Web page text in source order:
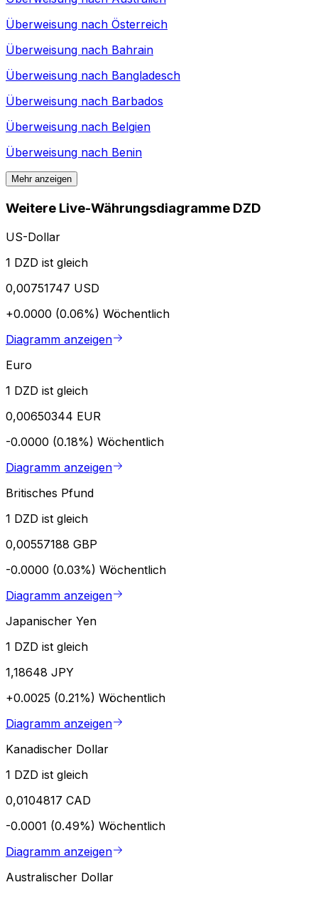
Überweisung nach Österreich
Überweisung nach Bahrain
Überweisung nach Bangladesch
Überweisung nach Barbados
Überweisung nach Belgien
Überweisung nach Benin
Mehr anzeigen
Weitere Live-Währungsdiagramme DZD
US-Dollar
1 DZD ist gleich
0,00751747 USD
+0.0000 (0.06%) Wöchentlich
Diagramm anzeigen
Euro
1 DZD ist gleich
0,00650344 EUR
-0.0000 (0.18%) Wöchentlich
Diagramm anzeigen
Britisches Pfund
1 DZD ist gleich
0,00557188 GBP
-0.0000 (0.03%) Wöchentlich
Diagramm anzeigen
Japanischer Yen
1 DZD ist gleich
1,18648 JPY
+0.0025 (0.21%) Wöchentlich
Diagramm anzeigen
Kanadischer Dollar
1 DZD ist gleich
0,0104817 CAD
-0.0001 (0.49%) Wöchentlich
Diagramm anzeigen
Australischer Dollar